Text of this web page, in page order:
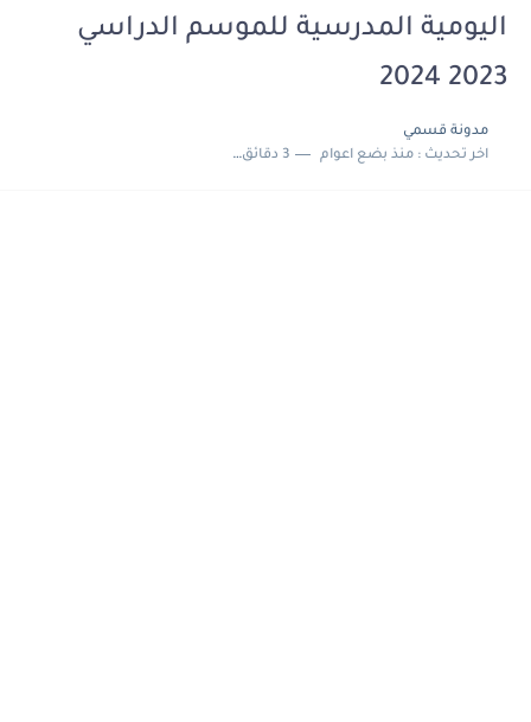
اليومية المدرسية للموسم الدراسي
2023 2024
مدونة قسمي
اخر تحديث :منذ بضع اعوام 3 دقائق للقراءة